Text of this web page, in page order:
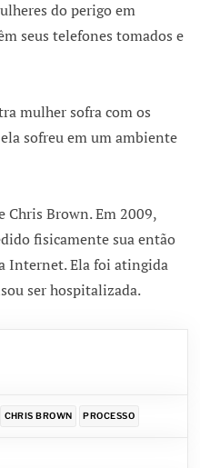
do perigo em
seus telefones tomados e
mulher sofra com os
sofreu em um ambiente
Chris Brown. Em 2009,
fisicamente sua então
Internet. Ela foi atingida
ser hospitalizada.
CHRIS BROWN PROCESSO